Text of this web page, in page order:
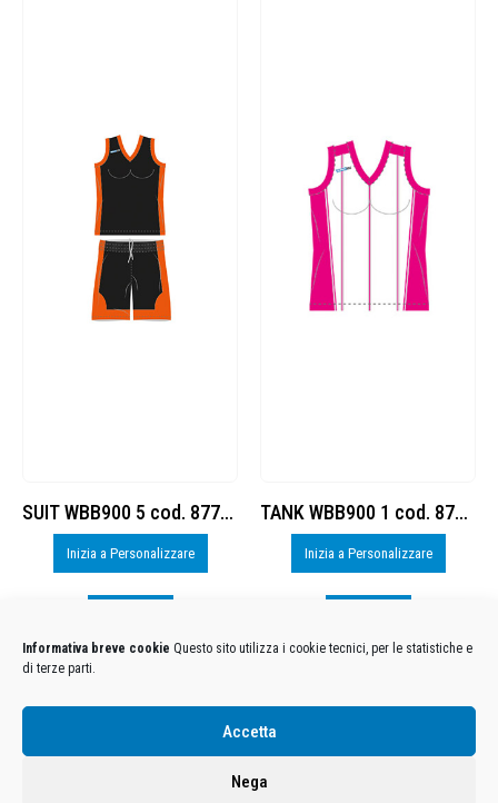
Informativa breve cookie Questo sito utilizza i cookie tecnici, per le statistiche e
di terze parti.
Accetta
Nega
SUIT WBB900 5 cod. 8778793
Inizia a Personalizzare
TANK WBB900 1 cod. 8778794
Inizia a Personalizzare
Condizioni Generali di Utilizzo-Cookies-Privacy
Euro 12.500.000 i.v. - C.F. e Iscr. Reg. Imp. Monza e Brianza 02137480964 - R.E.A. MB-1370021 -
P.IVA. 11005760159 - Direzione e coordinamento art. 2497 C.C. DECATHLON SA, Villeneuve